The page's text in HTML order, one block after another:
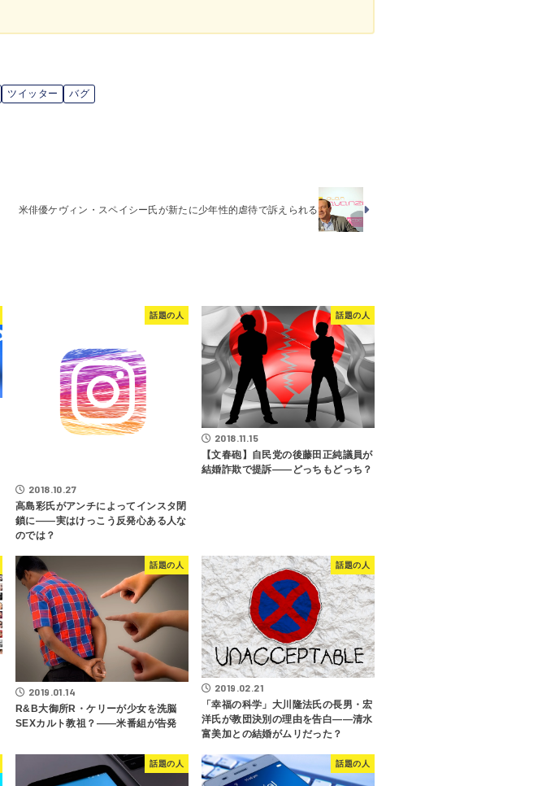
ツイッター バグ
米俳優ケヴィン・スペイシー氏が新たに少年性的虐待で訴えられる
話題の人
2018.10.27
高島彩氏がアンチによってインスタ閉
鎖に――実はけっこう反発心ある人な
のでは？
話題の人
2018.11.15
【文春砲】自民党の後藤田正純議員が
結婚詐欺で提訴――どっちもどっち？
話題の人
2019.01.14
R&B大御所R・ケリーが少女を洗脳
SEXカルト教祖？――米番組が告発
話題の人
2019.02.21
「幸福の科学」大川隆法氏の長男・宏
洋氏が教団決別の理由を告白――清水
富美加との結婚がムリだった？
話題の人 話題の人